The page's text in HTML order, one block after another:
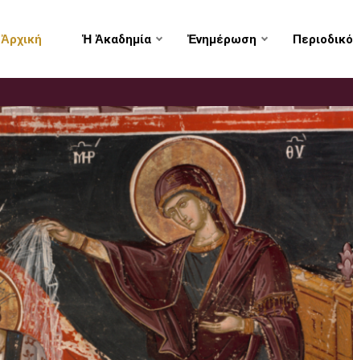
Ἀρχική Ἡ Ἀκαδημία Ἐνημέρωση Περιοδικό